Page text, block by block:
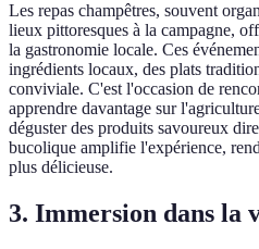
Les repas champêtres, souvent
lieux pittoresques à la campagne,
la gastronomie locale. Ces
ingrédients locaux, des plats
conviviale. C'est l'occasion de
apprendre davantage sur
déguster des produits savoureux
bucolique amplifie l'expérience,
plus délicieuse.
3. Immersion dans la